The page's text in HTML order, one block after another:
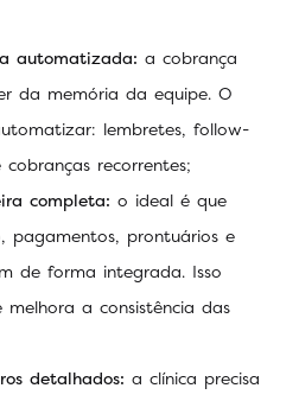
automatizada: a cobrança
da memória da equipe. O
lembretes, follow-
recorrentes;
completa: o ideal é que
pagamentos, prontuários e
de forma integrada. Isso
a consistência das
detalhados: a clínica precisa